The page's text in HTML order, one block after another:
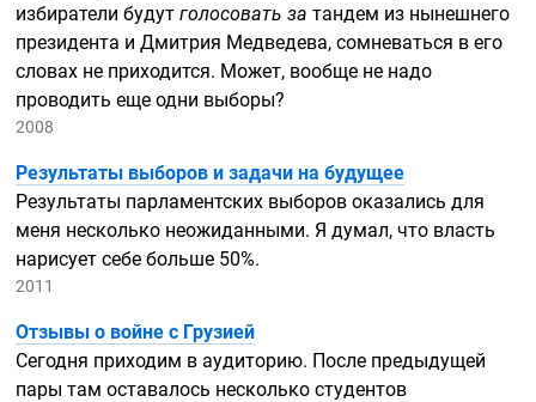
избиратели будутголосовать за тандем из нынешнего
президента и Дмитрия Медведева, сомневаться в его
словах не приходится. Может, вообще не надо
проводить еще одни выборы?
2008
Результаты выборов и задачи на будущее
Результаты парламентских выборов оказались для
меня несколько неожиданными. Я думал, что власть
нарисует себе больше 50%.
2011
Отзывы о войне с Грузией
Сегодня приходим в аудиторию. После предыдущей
пары там оставалось несколько студентов